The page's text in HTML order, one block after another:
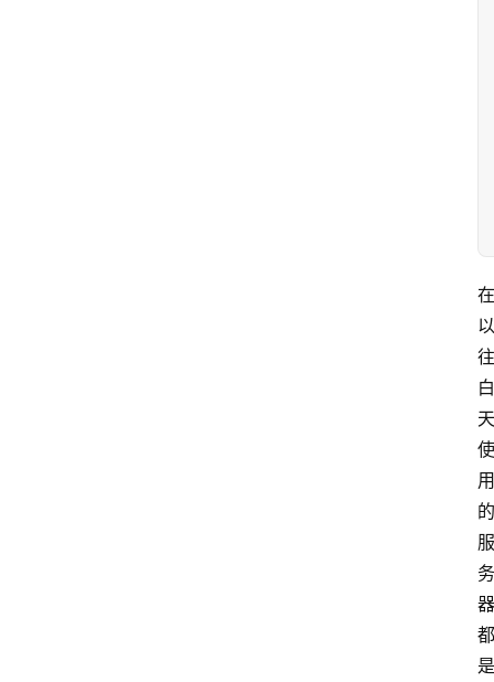
在
以
往
白
天
使
用
的
服
务
器
都
是